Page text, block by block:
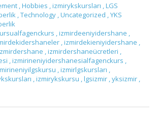
,Hobbies ,izmirykskursları ,LGS
,Technology ,Uncategorized ,YKS
,izmirdeeniyidershane ,
,izmirdekieniyidershane ,
,izmirdershaneücretleri ,
,izmirineniyidershanesialfagenckurs ,
,izmirlgskursları ,
,izmirykskursu ,lgsizmir ,yksizmir ,